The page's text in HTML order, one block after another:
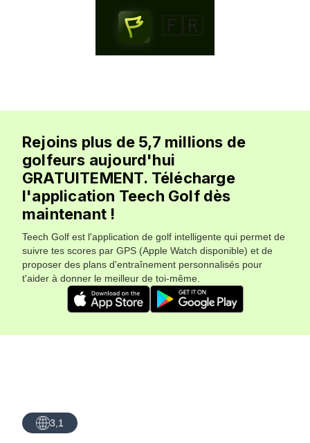
🇫🇷
Rejoins plus de 5,7 millions de
golfeurs aujourd'hui
GRATUITEMENT. Télécharge
l'application Teech Golf dès
maintenant !
Teech Golf est l'application de golf intelligente qui permet de
suivre tes scores par GPS (Apple Watch disponible) et de
proposer des plans d'entraînement personnalisés pour
t'aider à donner le meilleur de toi-même.
3,1